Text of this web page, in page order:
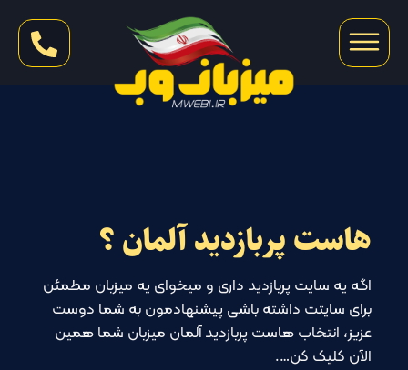
هاست پربازدید آلمان ؟
اگه یه سایت پربازدید داری و میخوای یه میزبان مطمئن
برای سایتت داشته باشی پیشنهادمون به شما دوست
عزیز، انتخاب هاست پربازدید آلمان میزبان شما همین
الآن کلیک کن….